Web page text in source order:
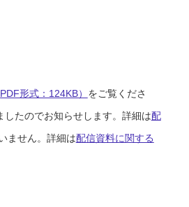
形式：124KB） をご覧くださ
たのでお知らせします。詳細は配
ません。詳細は配信資料に関する